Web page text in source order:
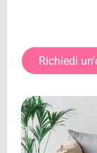
Richiedi